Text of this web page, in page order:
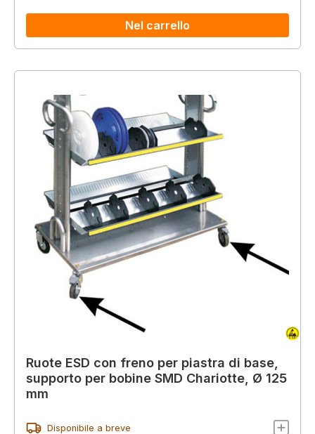
Nel carrello
Ruote ESD con freno per piastra di base,
supporto per bobine SMD Chariotte, Ø 125
mm
Disponibile a breve